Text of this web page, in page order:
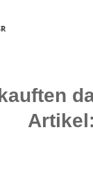
Artikel: